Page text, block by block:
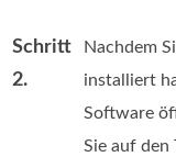
Schritt
2.
Nachdem
installiert
Software
Sie auf den